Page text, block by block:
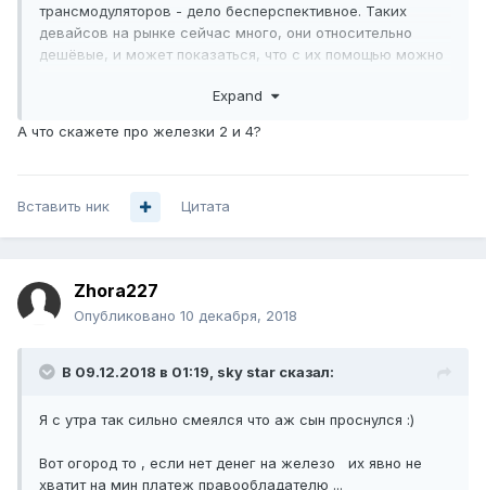
трансмодуляторов - дело бесперспективное. Таких
девайсов на рынке сейчас много, они относительно
дешёвые, и может показаться, что с их помощью можно
Однако, не в наших российских реалиях. Нормальных
считать всякий алилуй и шоппинг на диване). И они
трансмодулятор, который мог бы обработать пакет из
красивым.
Проще спиратить с платного сервиса. Ну или официально
Expand
А что скажете про железки 2 и 4?
Вставить ник Цитата
Zhora227
Опубликовано 10 декабря, 2018
В 09.12.2018 в 01:19, sky star сказал:
Я с утра так сильно смеялся что аж сын проснулся :)
Вот огород то , если нет денег на железо их явно не
хватит на мин платеж правообладателю ...